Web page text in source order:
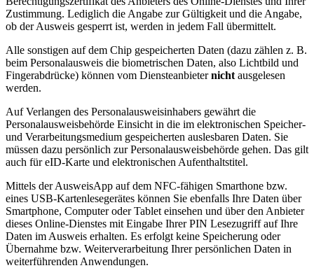
Zustimmung. Lediglich die Angabe zur Gültigkeit und die Angabe,
ob der Ausweis gesperrt ist, werden in jedem Fall übermittelt.
Alle sonstigen auf dem Chip gespeicherten Daten (dazu zählen z. B.
beim Personalausweis die biometrischen Daten, also Lichtbild und
Fingerabdrücke) können vom Diensteanbieternicht ausgelesen
werden.
Auf Verlangen des Personalausweisinhabers gewährt die
Personalausweisbehörde Einsicht in die im elektronischen Speicher-
und Verarbeitungsmedium gespeicherten auslesbaren Daten. Sie
müssen dazu persönlich zur Personalausweisbehörde gehen. Das gilt
auch für eID-Karte und elektronischen Aufenthaltstitel.
Mittels der AusweisApp auf dem NFC-fähigen Smarthone bzw.
eines USB-Kartenlesegerätes können Sie ebenfalls Ihre Daten über
Smartphone, Computer oder Tablet einsehen und über den Anbieter
dieses Online-Dienstes mit Eingabe Ihrer PIN Lesezugriff auf Ihre
Daten im Ausweis erhalten. Es erfolgt keine Speicherung oder
Übernahme bzw. Weiterverarbeitung Ihrer persönlichen Daten in
weiterführenden Anwendungen.